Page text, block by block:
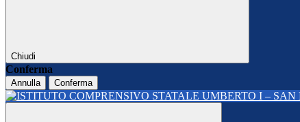
Chiudi
Conferma
Annulla Conferma